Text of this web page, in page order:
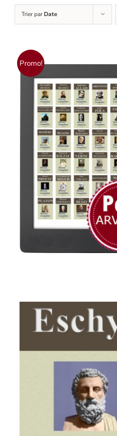
Trier parDate
Promo!
AJOUTER AU PANIER /
AJOUTER AU PANIER